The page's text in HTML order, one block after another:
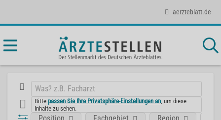
aerzteblatt.de
Bittepassen Sie Ihre Privatsphäre-Einstellungen an , um diese
Inhalte zu sehen.
Position Fachgebiet Region